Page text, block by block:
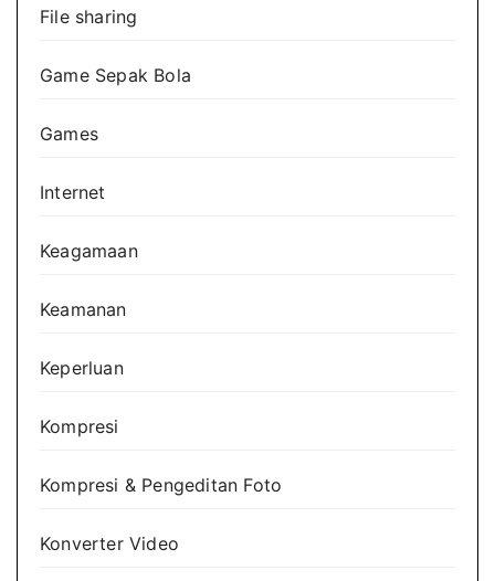
File sharing
Game Sepak Bola
Games
Internet
Keagamaan
Keamanan
Keperluan
Kompresi
Kompresi & Pengeditan Foto
Konverter Video